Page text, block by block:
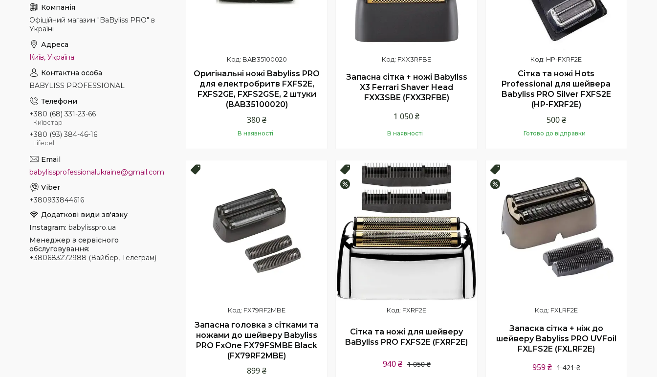
BAB35100020
Оригінальні ножі Babyliss PRO
для електробритв FXFS2E,
FXFS2GE, FXFS2GSE, 2 штуки
(BAB35100020)
380 ₴
В наявності
FXX3RFBE
Запасна сітка + ножі Babyliss
X3 Ferrari Shaver Head
FXX3SBE (FXX3RFBE)
1 050 ₴
В наявності
Купити
HP-FXRF2E
Сітка та ножі Hots
Professional для шейвера
Babyliss PRO Silver FXFS2E
(HP-FXRF2E)
500 ₴
Готово до відправки
FX79RF2MBE
Запасна головка з сітками та
ножами до шейверу Babyliss
PRO FxOne FX79FSMBE Black
(FX79RF2MBE)
899 ₴
Топ продаж
–10%
FXRF2E
Сітка та ножі для шейверу
BaByliss PRO FXFS2E (FXRF2E)
1 050 ₴
940 ₴
FXLRF2E
Запаска сітка + ніж до
шейверу Babyliss PRO UVFoil
FXLFS2E (FXLRF2E)
1 421 ₴
959 ₴
Офіційний магазин "BaByliss PRO" в
Україні
Київ, Україна
BABYLISS PROFESSIONAL
+380 (68) 331-23-66
Київстар
+380 (93) 384-46-16
Lifecell
babylissprofessionalukraine@gmail.com
+380933844616
Instagram babylisspro.ua
Менеджер з сервісного
обслуговування
+380683272988 (Вайбер, Телеграм)